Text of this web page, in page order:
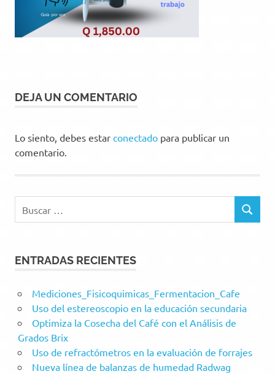
DEJA UN COMENTARIO
Lo siento, debes estar conectado para publicar un
comentario.
BUSCAR
ENTRADAS RECIENTES
Mediciones_Fisicoquimicas_Fermentacion_Cafe
Uso del estereoscopio en la educación secundaria
Optimiza la Cosecha del Café con el Análisis de
Grados Brix
Uso de refractómetros en la evaluación de forrajes
Nueva línea de balanzas de humedad Radwag